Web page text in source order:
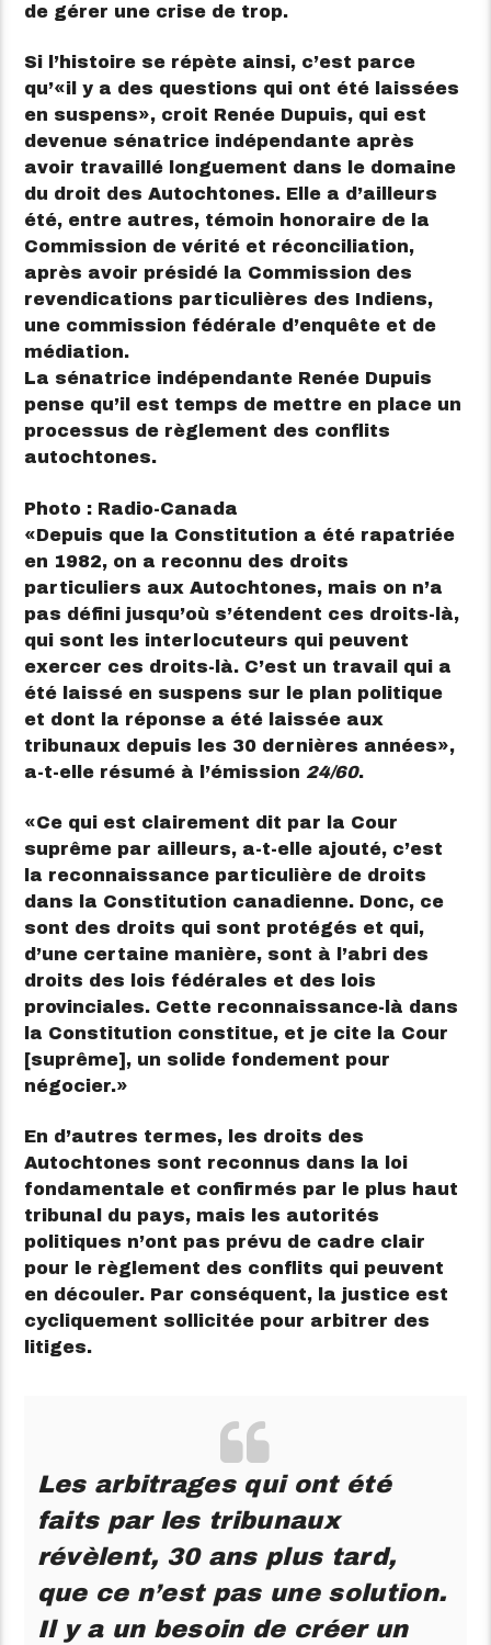
de gérer une crise de trop.
Si l’histoire se répète ainsi, c’est parce
qu’
il y a des questions qui ont été laissées
en suspens
, croit Renée Dupuis, qui est
devenue sénatrice indépendante après
avoir travaillé longuement dans le domaine
du droit des Autochtones. Elle a d’ailleurs
été, entre autres, témoin honoraire de la
Commission de vérité et réconciliation,
après avoir présidé la Commission des
revendications particulières des Indiens,
une commission fédérale d’enquête et de
médiation.
La sénatrice indépendante Renée Dupuis
pense qu’il est temps de mettre en place un
processus de règlement des conflits
autochtones.
Photo : Radio-Canada
Depuis que la Constitution a été rapatriée
en 1982, on a reconnu des droits
particuliers aux Autochtones, mais on n’a
pas défini jusqu’où s’étendent ces droits-là,
qui sont les interlocuteurs qui peuvent
exercer ces droits-là. C’est un travail qui a
été laissé en suspens sur le plan politique
et dont la réponse a été laissée aux
tribunaux depuis les 30 dernières années
,
a-t-elle résumé à l’émission 24/60.
Ce qui est clairement dit par la Cour
suprême par ailleurs, a-t-elle ajouté, c’est
la reconnaissance particulière de droits
dans la Constitution canadienne. Donc, ce
sont des droits qui sont protégés et qui,
d’une certaine manière, sont à l’abri des
droits des lois fédérales et des lois
provinciales. Cette reconnaissance-là dans
la Constitution constitue, et je cite la Cour
[suprême], un solide fondement pour
négocier.
En d’autres termes, les droits des
Autochtones sont reconnus dans la loi
fondamentale et confirmés par le plus haut
tribunal du pays, mais les autorités
politiques n’ont pas prévu de cadre clair
pour le règlement des conflits qui peuvent
en découler. Par conséquent, la justice est
cycliquement sollicitée pour arbitrer des
litiges.
Les arbitrages qui ont été
faits par les tribunaux
révèlent, 30 ans plus tard,
que ce n’est pas une solution.
Il y a un besoin de créer un